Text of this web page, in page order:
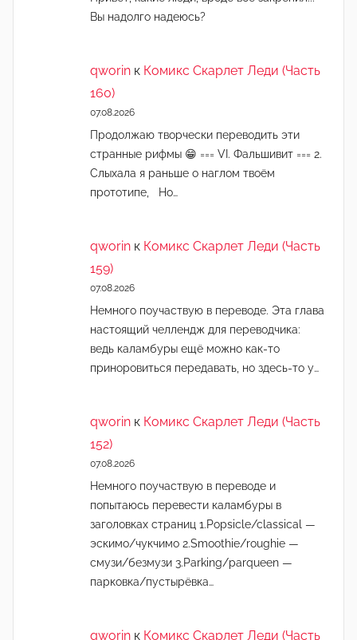
Вы надолго надеюсь?
qworin к Комикс Скарлет Леди (Часть
160)
07.08.2026
Продолжаю творчески переводить эти
странные рифмы 😁 === VI. Фальшивит === 2.
Слыхала я раньше о наглом твоём
прототипе, Но…
qworin к Комикс Скарлет Леди (Часть
159)
07.08.2026
Немного поучаствую в переводе. Эта глава
настоящий челлендж для переводчика:
ведь каламбуры ещё можно как-то
приноровиться передавать, но здесь-то у…
qworin к Комикс Скарлет Леди (Часть
152)
07.08.2026
Немного поучаствую в переводе и
попытаюсь перевести каламбуры в
заголовках страниц 1.Popsicle/classical —
эскимо/чукчимо 2.Smoothie/roughie —
смузи/безмузи 3.Parking/parqueen —
парковка/пустырёвка…
qworin к Комикс Скарлет Леди (Часть